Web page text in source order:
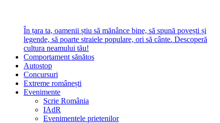
În țara ta, oamenii știu să mănânce bine, să spună povești și
legende, să poarte straiele populare, ori să cânte. Descoperă
cultura neamului tău!
Comportament sănătos
Autostop
Concursuri
Extreme românești
Evenimente
Scrie România
IAdR
Evenimentele prietenilor